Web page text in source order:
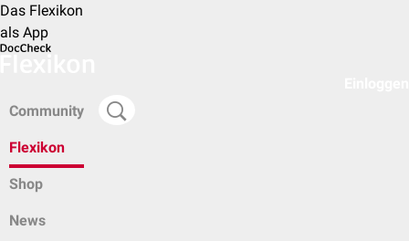
Das Flexikon
als App
Community
Flexikon
Shop
News